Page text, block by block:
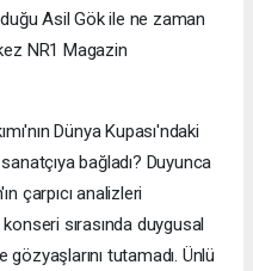
Asil Gök ile ne zaman
NR1 Magazin
Dünya Kupası'ndaki
bağladı? Duyunca
çarpıcı analizleri
sırasında duygusal
tutamadı. Ünlü